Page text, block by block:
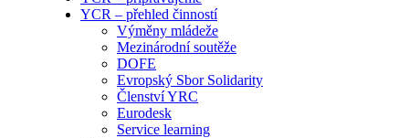
YCR – přehled činností
Výměny mládeže
Mezinárodní soutěže
DOFE
Evropský Sbor Solidarity
Členství YRC
Eurodesk
Service learning